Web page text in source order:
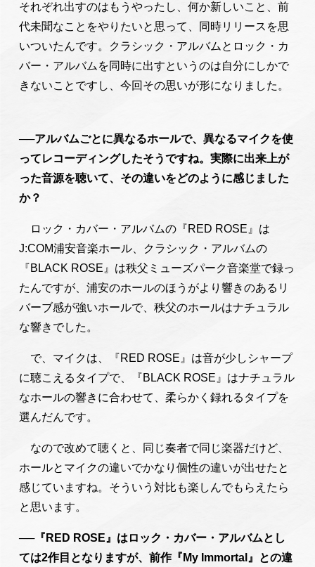
それぞれ出すのはもうやったし、何か新しいこと、前
代未聞なことをやりたいと思って、同時リリースを思
いついたんです。クラシック・アルバムとロック・カ
バー・アルバムを同時に出すというのは自分にしかで
きないことですし、今回その思いが形になりました。
──アルバムごとに異なるホールで、異なるマイクを使
ってレコーディングしたそうですね。実際に出来上が
った音源を聴いて、その違いをどのように感じました
か？
ロック・カバー・アルバムの『RED ROSE』は
J:COM浦安音楽ホール、クラシック・アルバムの
『BLACK ROSE』は秩父ミューズパーク音楽堂で録っ
たんですが、浦安のホールのほうがより響きのあるリ
バーブ感が強いホールで、秩父のホールはナチュラル
な響きでした。
で、マイクは、『RED ROSE』は音が少しシャープ
に聴こえるタイプで、『BLACK ROSE』はナチュラル
なホールの響きに合わせて、柔らかく録れるタイプを
選んだんです。
なので改めて聴くと、同じ奏者で同じ楽器だけど、
ホールとマイクの違いでかなり個性の違いが出せたと
感じていますね。そういう対比も楽しんでもらえたら
と思います。
──『RED ROSE』はロック・カバー・アルバムとし
ては2作目となりますが、前作『My Immortal』との違